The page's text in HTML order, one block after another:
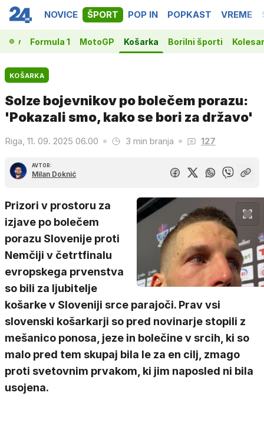
NOVICE ŠPORT POP IN POPKAST VREME
Formula 1 MotoGP Košarka Borilni športi
KOŠARKA
Solze bojevnikov po bolečem porazu:
'Pokazali smo, kako se bori za državo'
Riga, 11. 09. 2025 06.00 3 min branja 127
AVTOR:
Milan Doknić
Prizori v prostoru za
izjave po bolečem
porazu Slovenije proti
Nemčiji v četrtfinalu
evropskega prvenstva
so bili za ljubitelje
košarke v Sloveniji srce parajoči. Prav vsi
slovenski košarkarji so pred novinarje stopili z
mešanico ponosa, jeze in bolečine v srcih, ki so
malo pred tem skupaj bila le za en cilj, zmago
proti svetovnim prvakom, ki jim naposled ni bila
usojena.